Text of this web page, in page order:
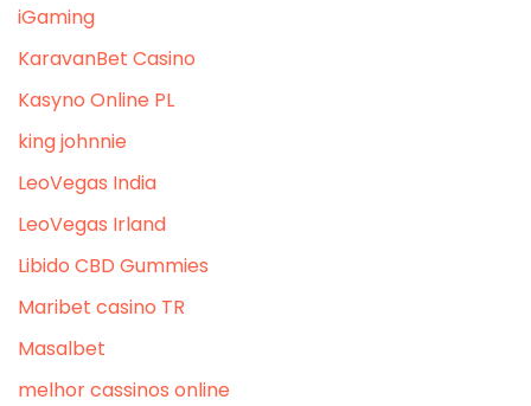
iGaming
KaravanBet Casino
Kasyno Online PL
king johnnie
LeoVegas India
LeoVegas Irland
Libido CBD Gummies
Maribet casino TR
Masalbet
melhor cassinos online